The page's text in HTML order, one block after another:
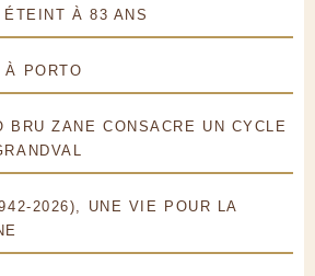
À 83 ANS
PORTO
ZANE CONSACRE UN CYCLE
2026), UNE VIE POUR LA